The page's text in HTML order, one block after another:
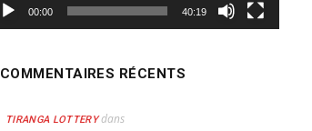
00:00 40:19
COMMENTAIRES RÉCENTS
TIRANGA LOTTERYdans